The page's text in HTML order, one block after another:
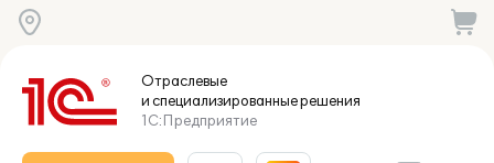
Отраслевые
и специализированныерешения
1С:Предприятие